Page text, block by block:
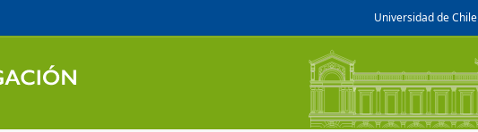
Universidad de Chile